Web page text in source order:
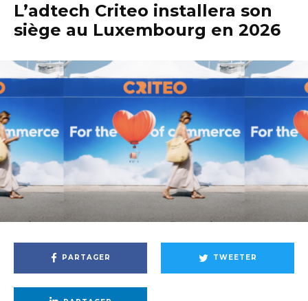
L’adtech Criteo installera son
siège au Luxembourg en 2026
PARTAGER TWEETER